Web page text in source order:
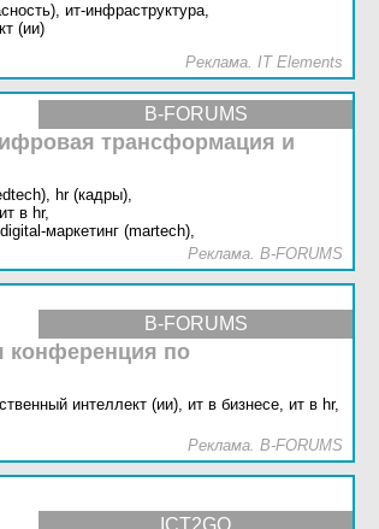
ит-инфраструктура,
(ии)
Реклама. IT Elements
B-FORUMS
трансформация и
hr (кадры),
ит в hr,
digital-маркетинг (martech),
Реклама. B-FORUMS
B-FORUMS
конференция по
интеллект (ии), ит в бизнесе, ит в hr,
Реклама. B-FORUMS
ICT2GO